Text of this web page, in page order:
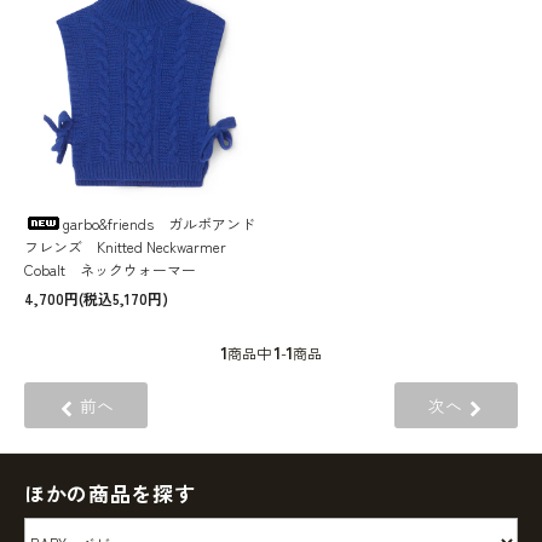
garbo&friends ガルボアンド
フレンズ Knitted Neckwarmer
Cobalt ネックウォーマー
4,700円(税込5,170円)
1商品中1-1商品
前へ 次へ
ほかの商品を探す